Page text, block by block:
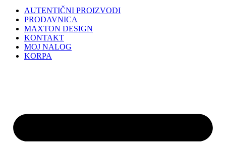
AUTENTIČNI PROIZVODI
PRODAVNICA
MAXTON DESIGN
KONTAKT
MOJ NALOG
KORPA